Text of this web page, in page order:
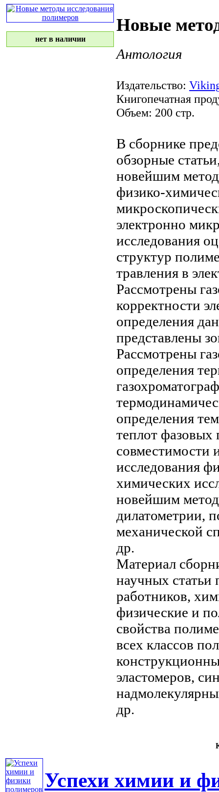
нет в наличии
Новые
Антология
Издательство:
Книгопечатная
Объем: 200 стр.
В сборнике
обзорные
новейшим
физико-
электронно
исследования
структур
травления в
Рассмотрены
корректности
определения
представлены
Рассмотрены
определения
определения
теплот фазовых
совместимости
исследования
химических
новейшим
дилатометрии,
механической
др.
Материал
научных
работников,
физические и
свойства
всех классов
эластомеров,
др.
Успехи химии и